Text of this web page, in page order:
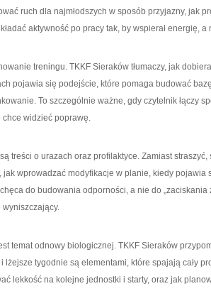
ruch dla najmłodszych w sposób przyjazny, jak
aktywność po pracy tak, by wspierał energię, a
treningu. TKKF Sieraków tłumaczy, jak
pojawia się podejście, które pomaga budować
To szczególnie ważne, gdy czytelnik łączy
widzieć poprawę.
treści o urazach oraz profilaktyce. Zamiast
wprowadzać modyfikacje w planie, kiedy pojawia
do budowania odporności, a nie do
wyniszczający.
temat odnowy biologicznej. TKKF Sieraków
lżejsze tygodnie są elementami, które spajają cały
lekkość na kolejne jednostki i starty, oraz jak